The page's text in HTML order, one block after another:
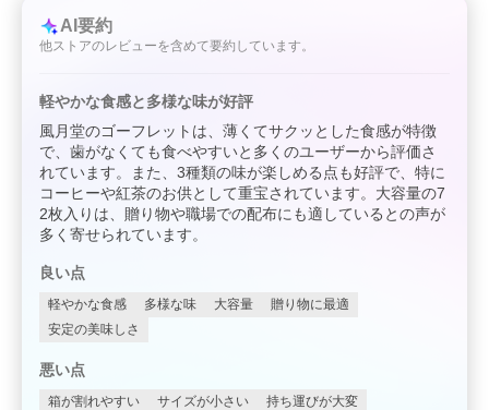
AI要約
他ストアのレビューを含めて要約しています。
軽やかな食感と多様な味が好評
風月堂のゴーフレットは、薄くてサクッとした食感が特徴
で、歯がなくても食べやすいと多くのユーザーから評価さ
れています。また、3種類の味が楽しめる点も好評で、特に
コーヒーや紅茶のお供として重宝されています。大容量の7
2枚入りは、贈り物や職場での配布にも適しているとの声が
多く寄せられています。
良い点
軽やかな食感 多様な味 大容量
贈り物に最適
安定の美味しさ
悪い点
箱が割れやすい サイズが小さい
持ち運びが大変